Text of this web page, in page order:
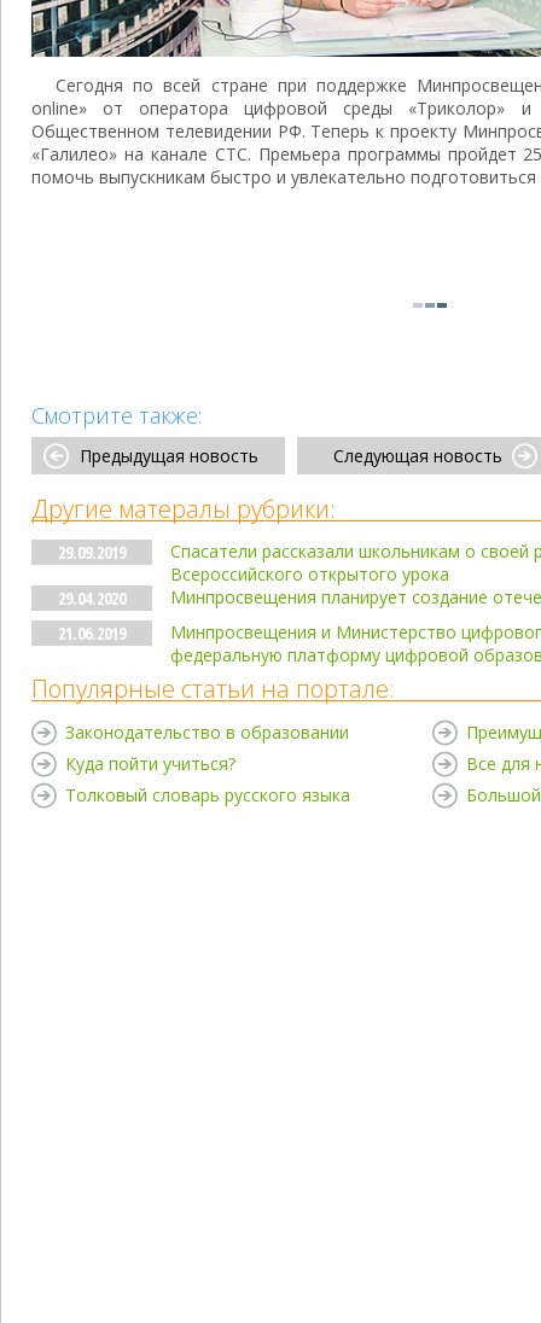
Сегодня по всей стране при поддержке
online» от оператора цифровой среды «Триколор»
Общественном телевидении РФ. Теперь к проекту
«Галилео» на канале СТС. Премьера программы пройдет
помочь выпускникам быстро и увлекательно подготовиться
Смотрите также:
Предыдущая новость Следующая новость
Другие матералы рубрики:
29.09.2019
Спасатели рассказали школьникам о своей
Всероссийского открытого урока
29.04.2020
Минпросвещения планирует создание
21.06.2019
Минпросвещения и Министерство
федеральную платформу цифровой
Популярные статьи на портале:
Законодательство в образовании
Куда пойти учиться?
Толковый словарь русского языка
Все для
Большой